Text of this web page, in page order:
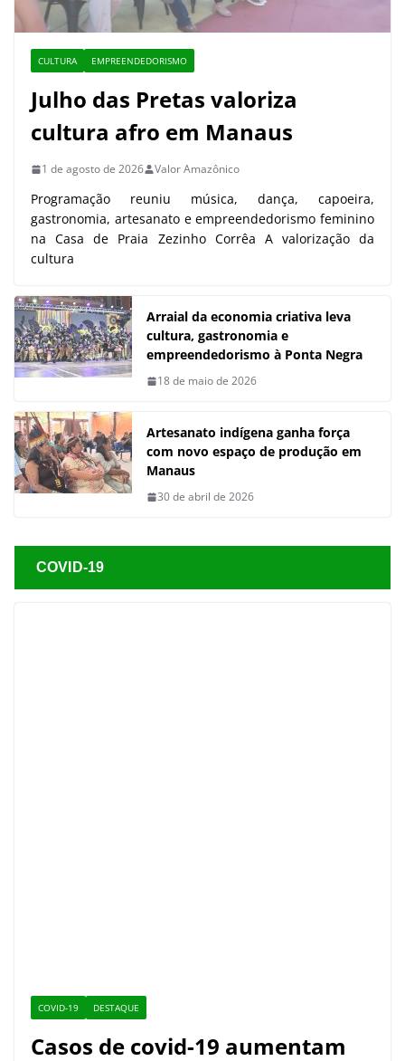
CULTURA EMPREENDEDORISMO
Julho das Pretas valoriza
cultura afro em Manaus
1 de agosto de 2026 Valor Amazônico
Programação reuniu música, dança, capoeira,
gastronomia, artesanato e empreendedorismo feminino
na Casa de Praia Zezinho Corrêa A valorização da
cultura
Arraial da economia criativa leva
cultura, gastronomia e
empreendedorismo à Ponta Negra
18 de maio de 2026
Artesanato indígena ganha força
com novo espaço de produção em
Manaus
30 de abril de 2026
COVID-19
Respiratória Aguda Grave